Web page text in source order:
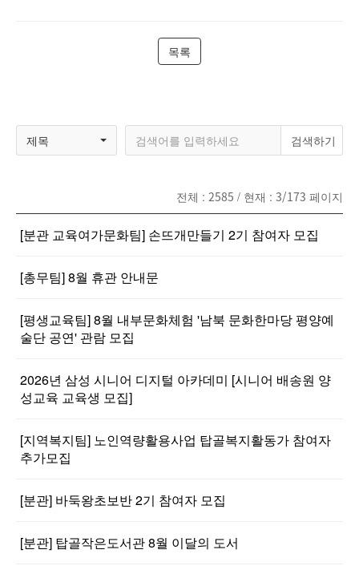
목록
제목
전체 : 2585 / 현재 : 3/173 페이지
[분관 교육여가문화팀] 손뜨개만들기 2기 참여자 모집
[총무팀] 8월 휴관 안내문
[평생교육팀] 8월 내부문화체험 '남북 문화한마당 평양예
술단 공연' 관람 모집
2026년 삼성 시니어 디지털 아카데미 [시니어 배송원 양
성교육 교육생 모집]
[지역복지팀] 노인역량활용사업 탑골복지활동가 참여자
추가모집
[분관] 바둑왕초보반 2기 참여자 모집
[분관] 탑골작은도서관 8월 이달의 도서